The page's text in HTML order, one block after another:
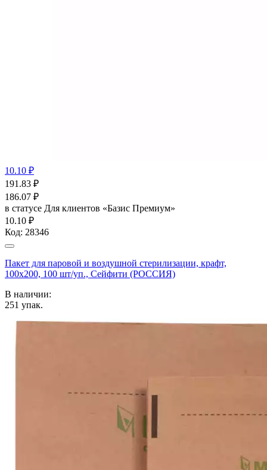
10.10 ₽
191.83 ₽
186.07 ₽
в статусе Для клиентов «Базис Премиум»
10.10 ₽
Код: 28346
Пакет для паровой и воздушной стерилизации, крафт,
100x200, 100 шт/уп., Сейфити (РОССИЯ)
В наличии:
251 упак.